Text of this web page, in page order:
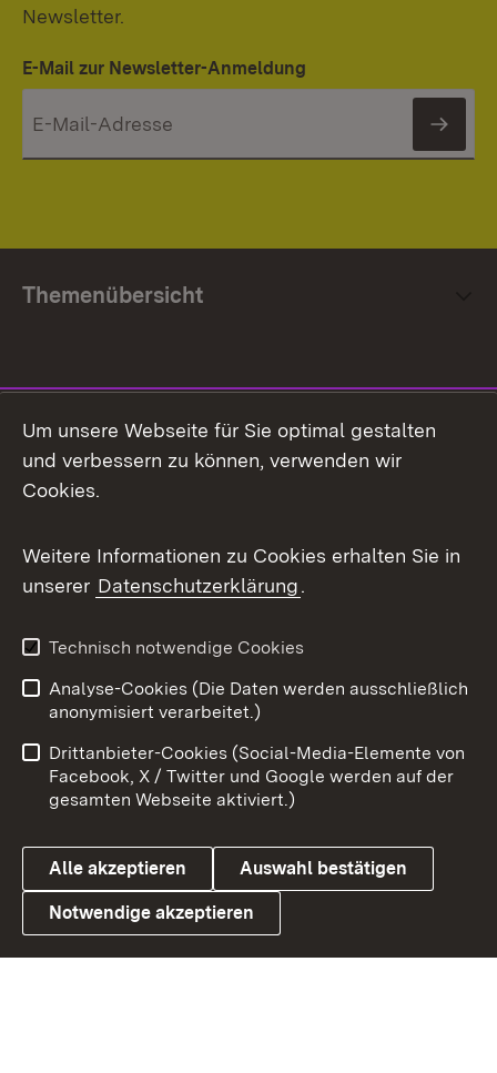
Newsletter.
E-Mail zur Newsletter-Anmeldung
Themenübersicht
Facebook
X / Twitter
Youtube
Link zum Landesportal
Impressum
Kontakt
Barrierefreiheit
Datenschutz
Cookies
Um unsere Webseite für Sie optimal gestalten
und verbessern zu können, verwenden wir
Cookies.
Weitere Informationen zu Cookies erhalten Sie in
unserer Datenschutzerklärung.
Technisch notwendige Cookies
Analyse-Cookies (Die Daten werden ausschließlich
anonymisiert verarbeitet.)
Drittanbieter-Cookies (Social-Media-Elemente von
Facebook, X / Twitter und Google werden auf der
gesamten Webseite aktiviert.)
Alle akzeptieren Auswahl bestätigen
Notwendige akzeptieren